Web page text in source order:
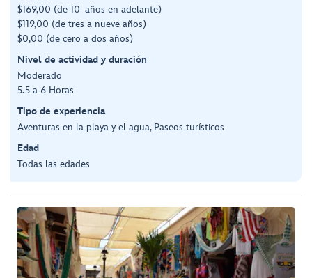
$169,00 (de 10 años en adelante)
$119,00 (de tres a nueve años)
$0,00 (de cero a dos años)
Nivel de actividad y duración
Moderado
5.5 a 6 Horas
Tipo de experiencia
Aventuras en la playa y el agua, Paseos turísticos
Edad
Todas las edades